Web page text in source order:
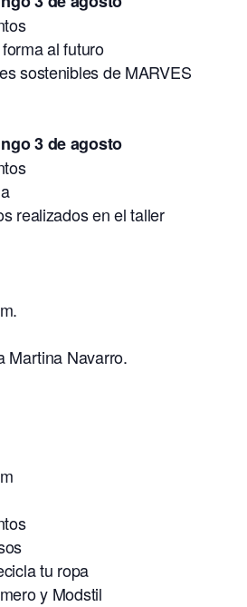
al futuro
sostenibles de MARVES
3 de agosto
realizados en el taller
Martina Navarro.
tu ropa
y Modstil